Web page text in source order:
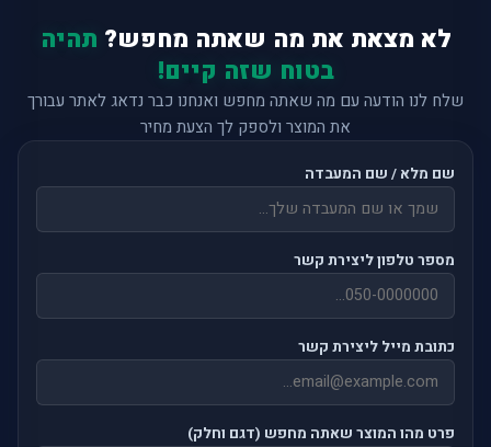
לא מצאת את מה שאתה מחפש? תהיה
בטוח שזה קיים!
שלח לנו הודעה עם מה שאתה מחפש ואנחנו כבר נדאג לאתר עבורך
את המוצר ולספק לך הצעת מחיר
שם מלא / שם המעבדה
מספר טלפון ליצירת קשר
כתובת מייל ליצירת קשר
פרט מהו המוצר שאתה מחפש (דגם וחלק)